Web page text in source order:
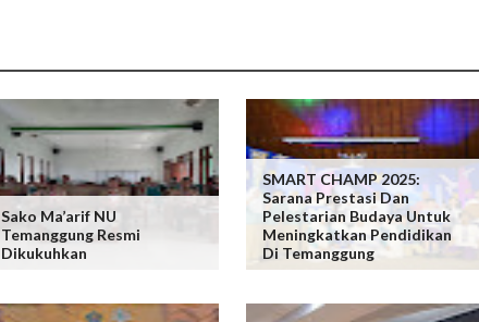
Sako Ma’arif NU
Temanggung Resmi
Dikukuhkan
SMART CHAMP 2025:
Sarana Prestasi Dan
Pelestarian Budaya Untuk
Meningkatkan Pendidikan
Di Temanggung